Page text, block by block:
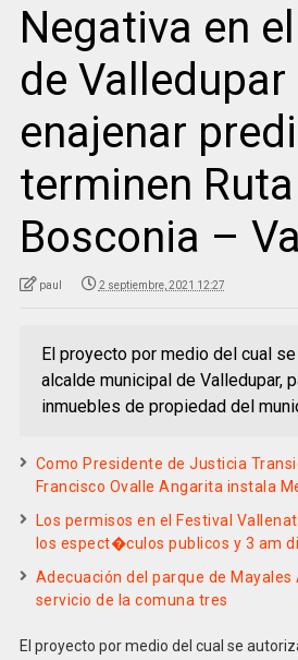
Negativa en
de Valledupar
enajenar
terminen Ruta
Bosconia –
paul 2 septiembre, 2021 12:27
El proyecto por medio del cual
alcalde municipal de Valledupar,
inmuebles de propiedad del
Como Presidente de Justicia
Francisco Ovalle Angarita instala
Los permisos en el Festival
los espect�culos publicos y 3 am
Adecuación del parque de Mayales
servicio de la comuna tres
El proyecto por medio del cual se